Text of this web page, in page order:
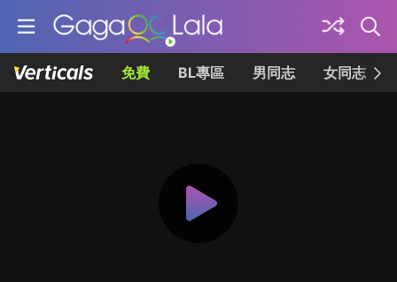
免費 BL專區 男同志 女同志